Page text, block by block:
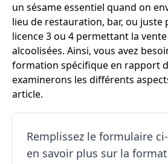
un sésame essentiel quand on
lieu de restauration, bar, ou
licence 3 ou 4 permettant la
alcoolisées. Ainsi, vous avez
formation spécifique en rapport
examinerons les différents
article.
Remplissez le formulaire
en savoir plus sur la